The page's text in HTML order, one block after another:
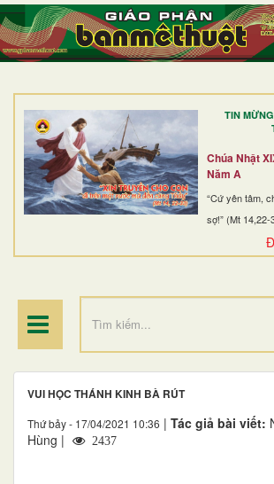
TIN
Chúa Nhật
Năm A
“Cứ yên tâm,
sợ!” (Mt 14,22-
TRANG NHẤT
GIỚI THIỆU
DÒNG TU
BAN MỤC VỤ
ĐOÀN THỂ CG
ĐIỂM HÀNH HƯƠNG
VUI HỌC THÁNH KINH BÀ RÚT
Thứ bảy - 17/04/2021 10:36 | Tác giả bài viết:
Hùng |
2437